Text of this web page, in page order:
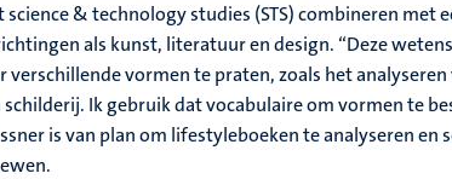
science & technology studies (STS) combineren
als kunst, literatuur en design. “Deze
vormen te praten, zoals het
Ik gebruik dat vocabulaire om vormen te
is van plan om lifestyleboeken te analyseren